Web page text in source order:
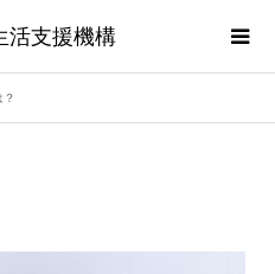
活支援機構